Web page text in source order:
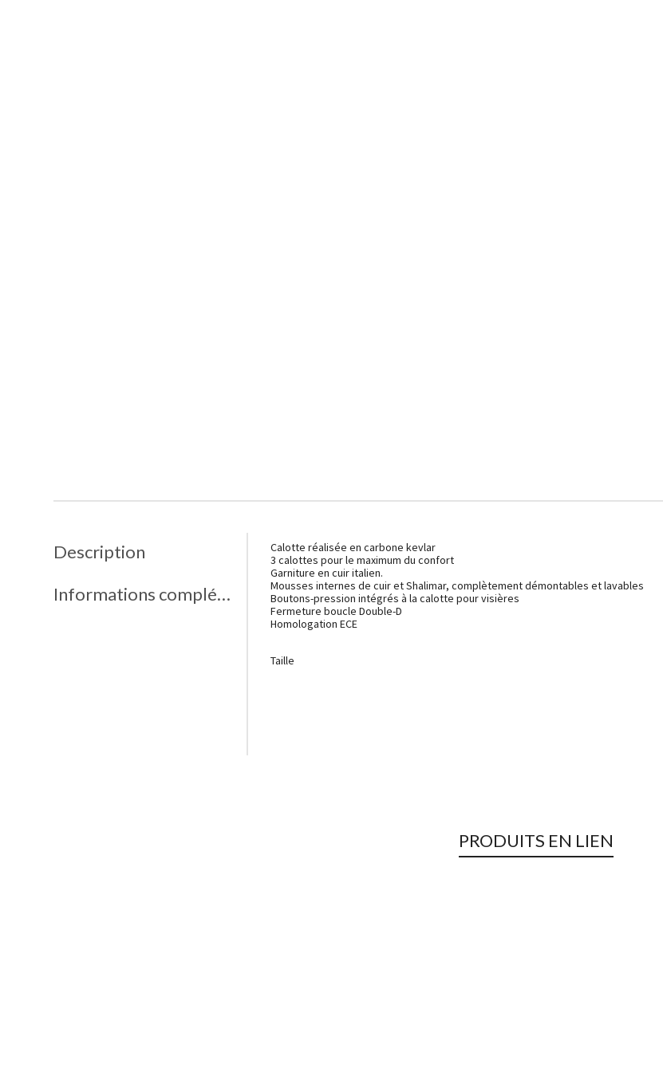
Description
Informations complémentaires
Calotte réalisée en carbone kevlar
3 calottes pour le maximum du confort
Garniture en cuir italien.
Mousses internes de cuir et Shalimar, complètement démontables et lavables
Boutons-pression intégrés à la calotte pour visières
Fermeture boucle Double-D
Homologation ECE
Taille
PRODUITS EN LIEN